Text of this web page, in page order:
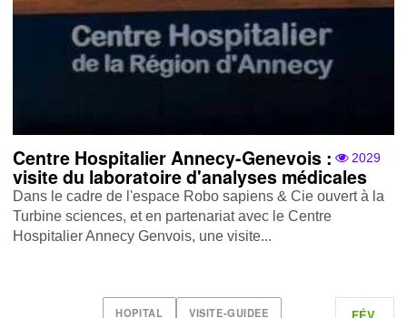
2029
Centre Hospitalier Annecy-Genevois :
visite du laboratoire d'analyses médicales
Dans le cadre de l'espace Robo sapiens & Cie ouvert à la
Turbine sciences, et en partenariat avec le Centre
Hospitalier Annecy Genvois, une visite...
HOPITAL VISITE-GUIDEE